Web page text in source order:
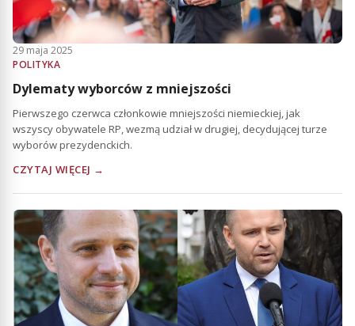
29 maja 2025
POLITYKA
Dylematy wyborców z mniejszości
Pierwszego czerwca członkowie mniejszości niemieckiej, jak
wszyscy obywatele RP, wezmą udział w drugiej, decydującej turze
wyborów prezydenckich.
CZYTAJ WIĘCEJ →